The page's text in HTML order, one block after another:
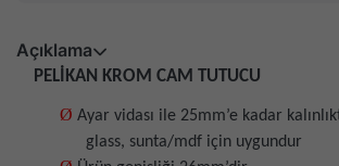
Açıklama
PELİKAN KROM CAM TUTUCU
Ø Ayar vidası ile 25mm’e kadar
glass, sunta/mdf için uygundur